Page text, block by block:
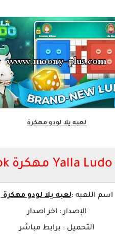
لعبه يلا لودو مهكرة
اسم اللعبه :لعبه يلا لودو مهكرة
الإصدار : اخر اصدار
التحميل : برابط مباشر